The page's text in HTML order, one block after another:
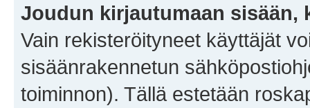
Joudun kirjautumaan sisään,
Vain rekisteröityneet käyttäjät
sisäänrakennetun
toiminnon). Tällä estetään